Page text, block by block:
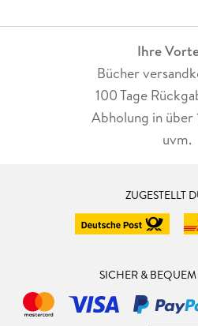
Ihre
Bücher
100 Tage
Abholung in über
uvm.
ZUGESTELLT
SICHER &